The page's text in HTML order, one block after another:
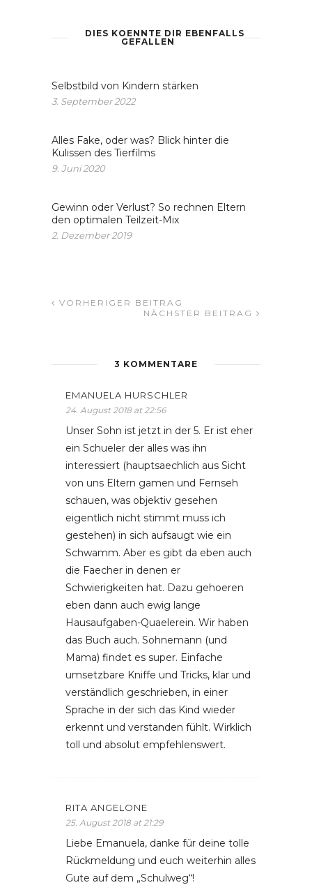
DIES KOENNTE DIR EBENFALLS
GEFALLEN
Selbstbild von Kindern stärken
3. September 2022
Alles Fake, oder was? Blick hinter die
Kulissen des Tierfilms
9. Juni 2020
Gewinn oder Verlust? So rechnen Eltern
den optimalen Teilzeit-Mix
2. Dezember 2019
VORHERIGER BEITRAG
NÄCHSTER BEITRAG
3 KOMMENTARE
EMANUELA HURSCHLER
24. August 2018 at 22:56
Unser Sohn ist jetzt in der 5. Er ist eher
ein Schueler der alles was ihn
interessiert (hauptsaechlich aus Sicht
von uns Eltern gamen und Fernseh
schauen, was objektiv gesehen
eigentlich nicht stimmt muss ich
gestehen) in sich aufsaugt wie ein
Schwamm. Aber es gibt da eben auch
die Faecher in denen er
Schwierigkeiten hat. Dazu gehoeren
eben dann auch ewig lange
Hausaufgaben-Quaelerein. Wir haben
das Buch auch. Sohnemann (und
Mama) findet es super. Einfache
umsetzbare Kniffe und Tricks, klar und
verständlich geschrieben, in einer
Sprache in der sich das Kind wieder
erkennt und verstanden fühlt. Wirklich
toll und absolut empfehlenswert.
RITA ANGELONE
25. August 2018 at 21:29
Liebe Emanuela, danke für deine tolle
Rückmeldung und euch weiterhin alles
Gute auf dem „Schulweg“!